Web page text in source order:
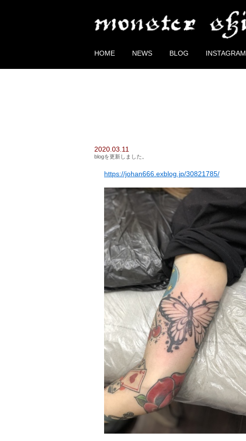
HOME NEWS BLOG INSTAGRAM
2020.03.11
blogを更新しました。
https://johan666.exblog.jp/30821785/